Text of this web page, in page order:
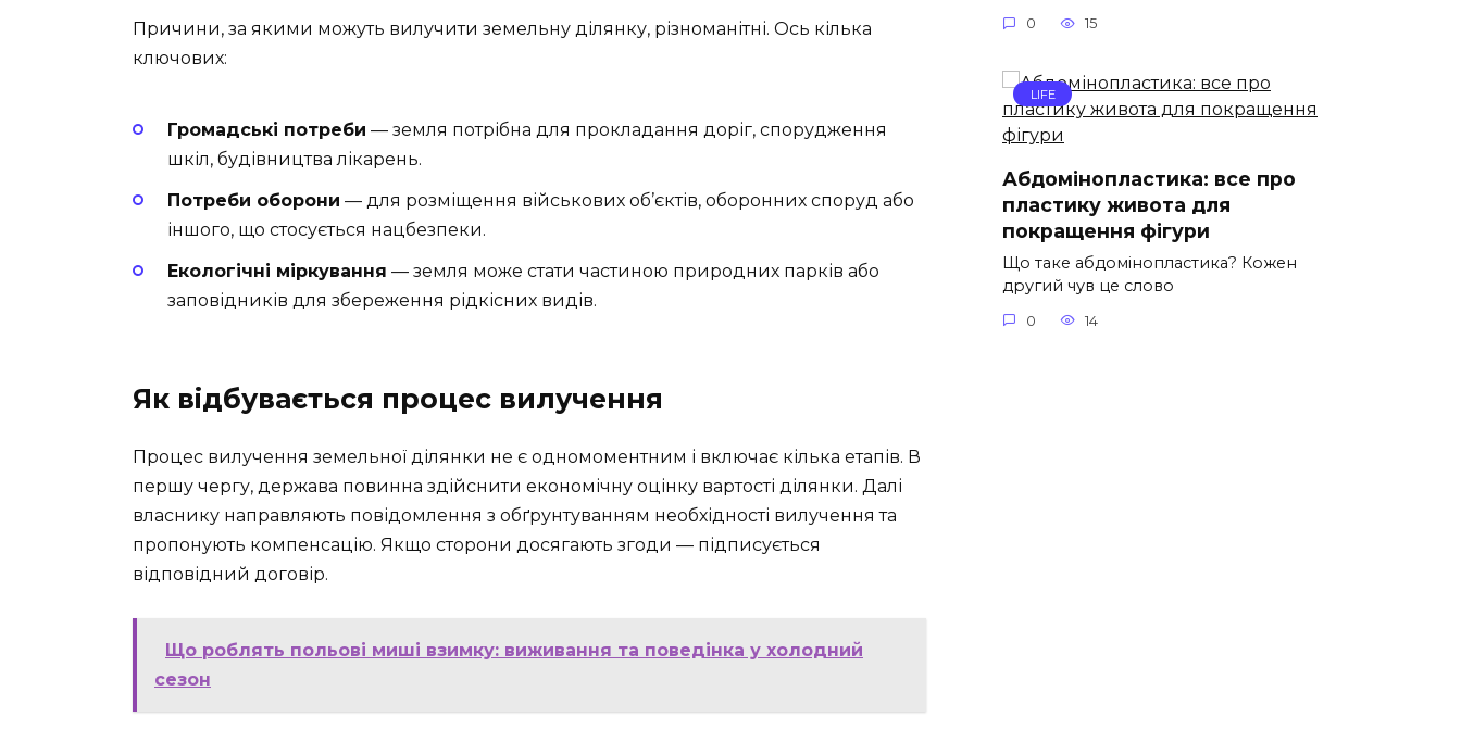
Причини, за якими можуть вилучити земельну ділянку, різноманітні. Ось кілька
ключових:
Громадські потреби — земля потрібна для прокладання доріг, спорудження
шкіл, будівництва лікарень.
Потреби оборони — для розміщення військових об’єктів, оборонних споруд або
іншого, що стосується нацбезпеки.
Екологічні міркування — земля може стати частиною природних парків або
заповідників для збереження рідкісних видів.
Як відбувається процес вилучення
Процес вилучення земельної ділянки не є одномоментним і включає кілька етапів. В
першу чергу, держава повинна здійснити економічну оцінку вартості ділянки. Далі
власнику направляють повідомлення з обґрунтуванням необхідності вилучення та
пропонують компенсацію. Якщо сторони досягають згоди — підписується
відповідний договір.
Що роблять польові миші взимку: виживання та поведінка у холодний
сезон
0 15
LIFE
Абдомінопластика: все про
пластику живота для
покращення фігури
Що таке абдомінопластика? Кожен
другий чув це слово
0 14